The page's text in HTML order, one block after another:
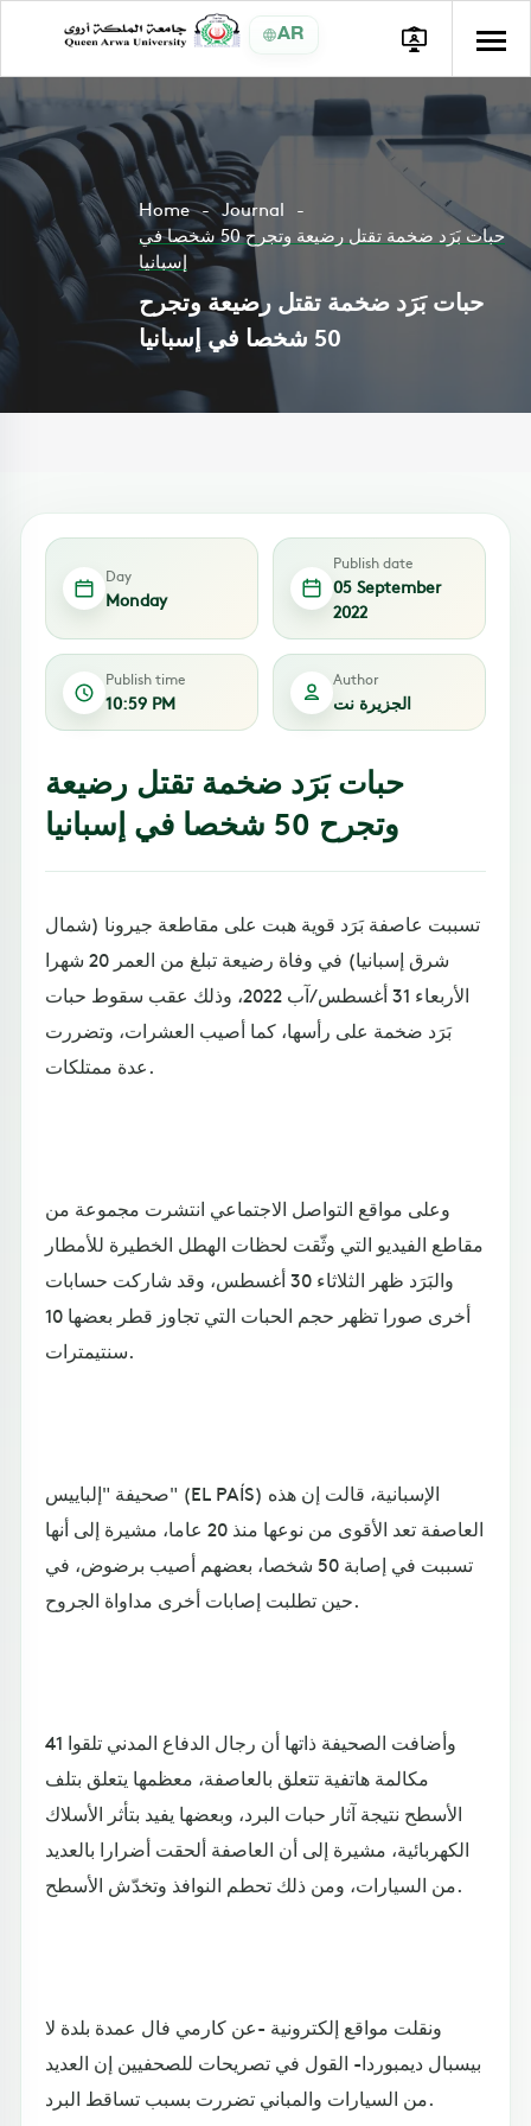
AR
Home
Journal
حبات بَرَد ضخمة تقتل رضيعة وتجرح 50 شخصا في
إسبانيا
حبات بَرَد ضخمة تقتل رضيعة وتجرح
50 شخصا في إسبانيا
Day
Monday
Publish date
05 September
2022
Publish time
10:59 PM
Author
الجزيرة نت
حبات بَرَد ضخمة تقتل رضيعة
وتجرح 50 شخصا في إسبانيا
تسببت عاصفة بَرَد قوية هبت على مقاطعة جيرونا (شمال
شرق إسبانيا) في وفاة رضيعة تبلغ من العمر 20 شهرا
الأربعاء 31 أغسطس/آب 2022، وذلك عقب سقوط حبات
بَرَد ضخمة على رأسها، كما أصيب العشرات، وتضررت
عدة ممتلكات.
وعلى مواقع التواصل الاجتماعي انتشرت مجموعة من
مقاطع الفيديو التي وثّقت لحظات الهطل الخطيرة للأمطار
والبَرَد ظهر الثلاثاء 30 أغسطس، وقد شاركت حسابات
أخرى صورا تظهر حجم الحبات التي تجاوز قطر بعضها 10
سنتيمترات.
صحيفة "إلباييس" (EL PAÍS) الإسبانية، قالت إن هذه
العاصفة تعد الأقوى من نوعها منذ 20 عاما، مشيرة إلى أنها
تسببت في إصابة 50 شخصا، بعضهم أصيب برضوض، في
حين تطلبت إصابات أخرى مداواة الجروح.
وأضافت الصحيفة ذاتها أن رجال الدفاع المدني تلقوا 41
مكالمة هاتفية تتعلق بالعاصفة، معظمها يتعلق بتلف
الأسطح نتيجة آثار حبات البرد، وبعضها يفيد بتأثر الأسلاك
الكهربائية، مشيرة إلى أن العاصفة ألحقت أضرارا بالعديد
من السيارات، ومن ذلك تحطم النوافذ وتخدّش الأسطح.
ونقلت مواقع إلكترونية -عن كارمي فال عمدة بلدة لا
بيسبال ديمبوردا- القول في تصريحات للصحفيين إن العديد
من السيارات والمباني تضررت بسبب تساقط البرد.